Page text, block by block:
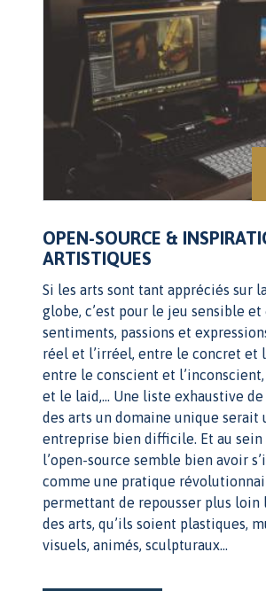
OPEN-SOURCE &
ARTISTIQUES
Si les arts sont tant appréciés sur
globe, c’est pour le jeu sensible et
sentiments, passions et
réel et l’irréel, entre le concret et
entre le conscient et
et le laid,… Une liste exhaustive
des arts un domaine unique serait
entreprise bien difficile. Et au sein
l’open-source semble bien avoir
comme une pratique
permettant de repousser plus loin
des arts, qu’ils soient plastiques,
visuels, animés, sculpturaux…